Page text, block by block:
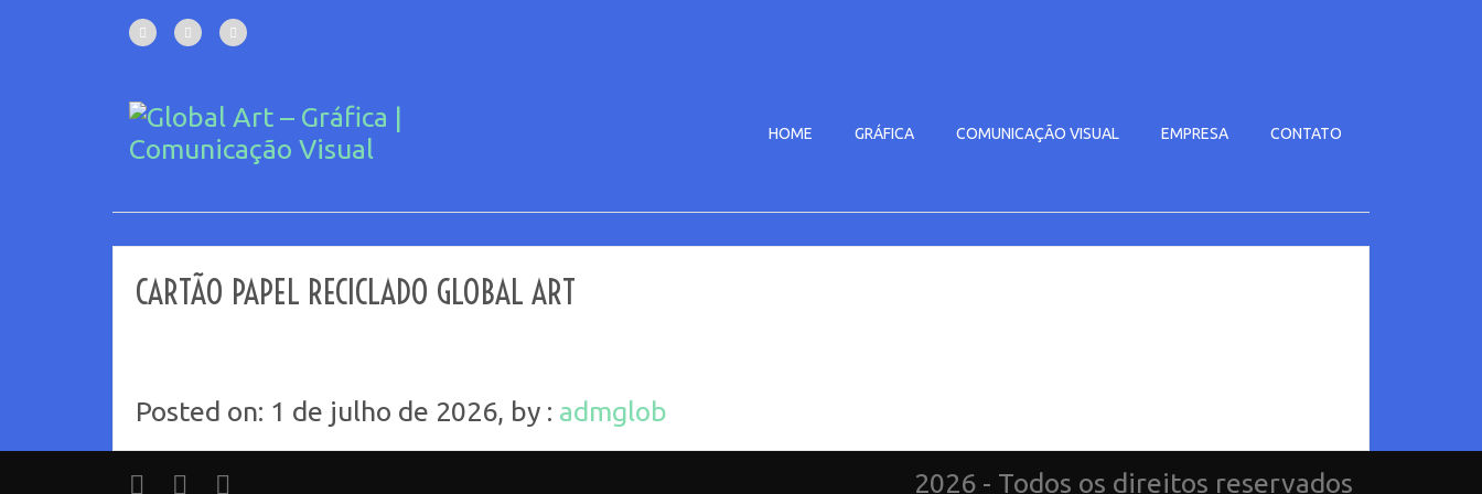
HOME GRÁFICA COMUNICAÇÃO VISUAL EMPRESA CONTATO
CARTÃO PAPEL RECICLADO GLOBAL ART
Posted on: 1 de julho de 2026, by : admglob
2026 - Todos os direitos reservados